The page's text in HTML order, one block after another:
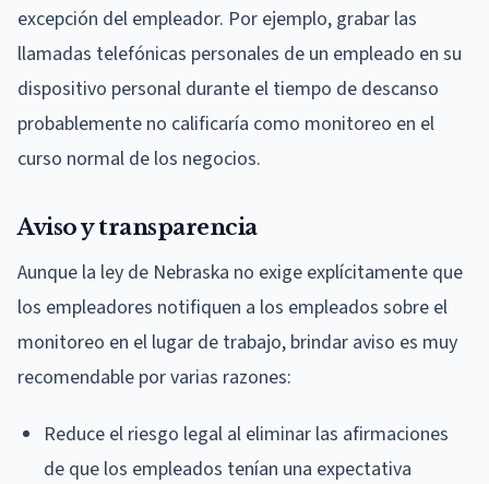
excepción del empleador. Por ejemplo, grabar las
llamadas telefónicas personales de un empleado en su
dispositivo personal durante el tiempo de descanso
probablemente no calificaría como monitoreo en el
curso normal de los negocios.
Aviso y transparencia
Aunque la ley de Nebraska no exige explícitamente que
los empleadores notifiquen a los empleados sobre el
monitoreo en el lugar de trabajo, brindar aviso es muy
recomendable por varias razones:
Reduce el riesgo legal al eliminar las afirmaciones
de que los empleados tenían una expectativa